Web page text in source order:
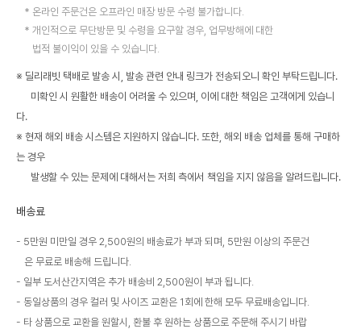
온라인 주문건은 오프라인 매장 방문 수령 불가합니다.
개인적으로 무단방문 및 수령을 요구할 경우, 업무방해에 대한
법적 불이익이 있을 수 있습니다.
※ 딜리래빗 택배로 발송 시, 발송 관련 안내 링크가 전송되오니 확인 부탁드립니다.
미확인 시 원활한 배송이 어려울 수 있으며, 이에 대한 책임은 고객에게 있습니
다.
※ 현재 해외 배송 시스템은 지원하지 않습니다. 또한, 해외 배송 업체를 통해 구매하
는 경우
발생할 수 있는 문제에 대해서는 저희 측에서 책임을 지지 않음을 알려드립니다.
배송료
5만원 미만일 경우 2,500원의 배송료가 부과 되며, 5만원 이상의 주문건
은 무료로 배송해 드립니다.
일부 도서산간지역은 추가 배송비 2,500원이 부과 됩니다.
동일상품의 경우 컬러 및 사이즈 교환은 1회에 한해 모두 무료배송입니다.
타 상품으로 교환을 원할시, 환불 후 원하는 상품으로 주문해 주시기 바랍